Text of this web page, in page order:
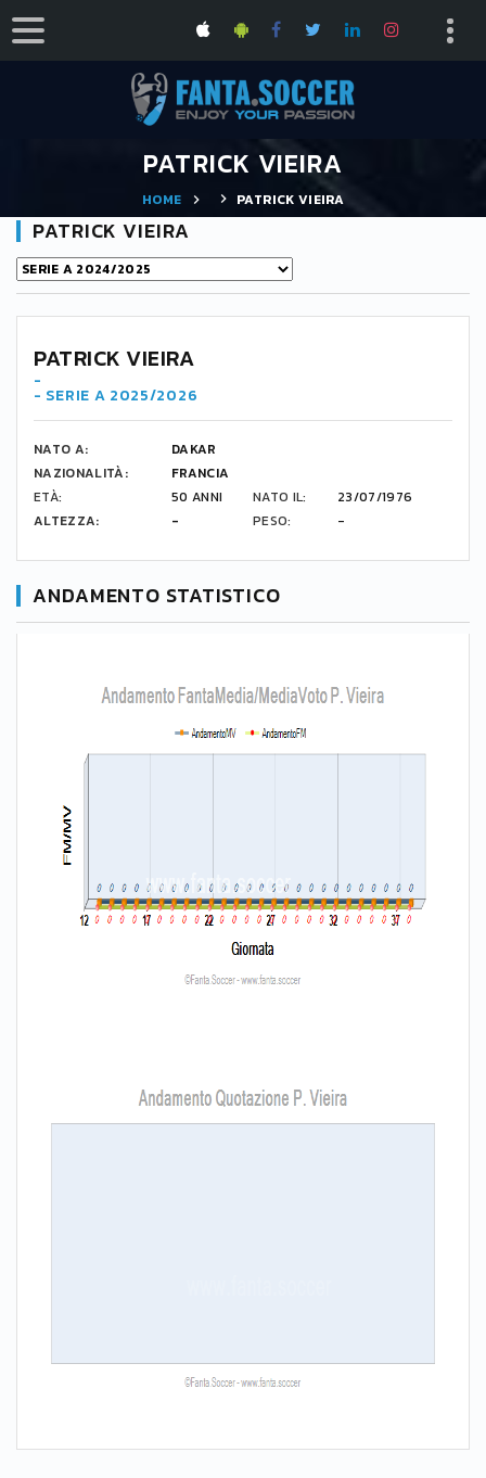
PATRICK VIEIRA
HOME PATRICK VIEIRA
PATRICK VIEIRA
-
PATRICK VIEIRA
-
- SERIE A 2025/2026
NATO A:
DAKAR
NAZIONALITÀ:
FRANCIA
ETÀ:
50 ANNI NATO IL:
23/07/1976
ALTEZZA:
- PESO: -
ANDAMENTO STATISTICO